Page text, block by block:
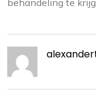
behandeling te